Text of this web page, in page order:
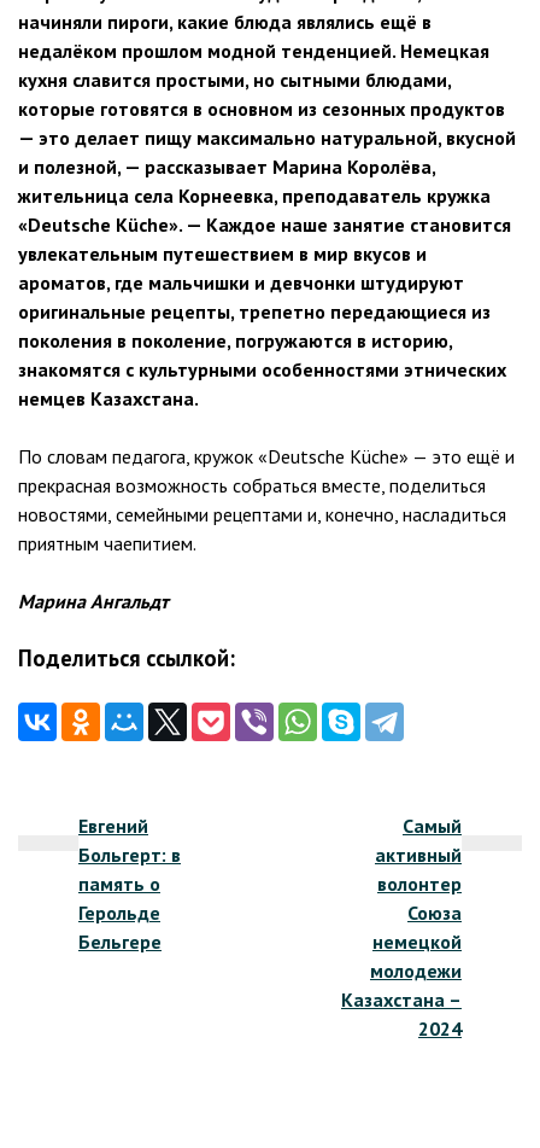
начиняли пироги, какие блюда являлись ещё в
недалёком прошлом модной тенденцией. Немецкая
кухня славится простыми, но сытными блюдами,
которые готовятся в основном из сезонных продуктов
— это делает пищу максимально натуральной, вкусной
и полезной, — рассказывает Марина Королёва,
жительница села Корнеевка, преподаватель кружка
«Deutsche Küche». — Каждое наше занятие становится
увлекательным путешествием в мир вкусов и
ароматов, где мальчишки и девчонки штудируют
оригинальные рецепты, трепетно передающиеся из
поколения в поколение, погружаются в историю,
знакомятся с культурными особенностями этнических
немцев Казахстана.
По словам педагога, кружок «Deutsche Küche» — это ещё и
прекрасная возможность собраться вместе, поделиться
новостями, семейными рецептами и, конечно, насладиться
приятным чаепитием.
Марина Ангальдт
Поделиться ссылкой:
записям
Евгений
Больгерт: в
память о
Герольде
Бельгере
Самый
активный
волонтер
Союза
немецкой
молодежи
Казахстана –
2024